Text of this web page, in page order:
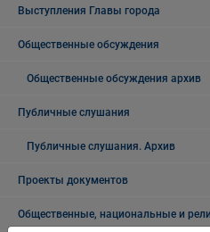
Выступления Главы города
Общественные обсуждения
Общественные обсуждения архив
Публичные слушания
Публичные слушания. Архив
Проекты документов
Общественные, национальные и